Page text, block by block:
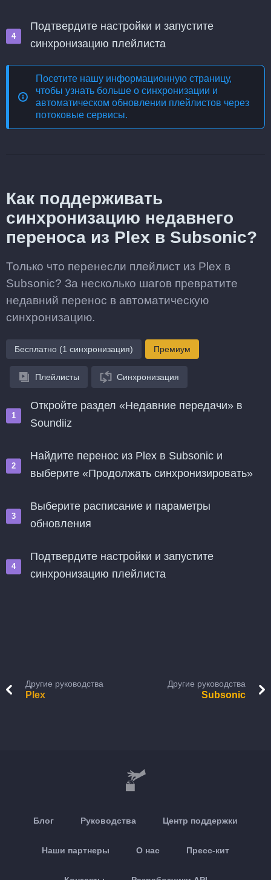
Подтвердите настройки и запустите
синхронизацию плейлиста
Посетите нашу информационную страницу,
чтобы узнать больше о синхронизации и
автоматическом обновлении плейлистов через
потоковые сервисы.
Как поддерживать
синхронизацию недавнего
переноса из Plex в Subsonic?
Только что перенесли плейлист из Plex в
Subsonic? За несколько шагов превратите
недавний перенос в автоматическую
синхронизацию.
Бесплатно (1 синхронизация) Премиум
Плейлисты Синхронизация
Откройте раздел «Недавние передачи» в
Soundiiz
Найдите перенос из Plex в Subsonic и
выберите «Продолжать синхронизировать»
Выберите расписание и параметры
обновления
Подтвердите настройки и запустите
синхронизацию плейлиста
Другие руководства
Plex
Другие руководства
Subsonic
Блог Руководства Центр поддержки
Наши партнеры О нас Пресс-кит